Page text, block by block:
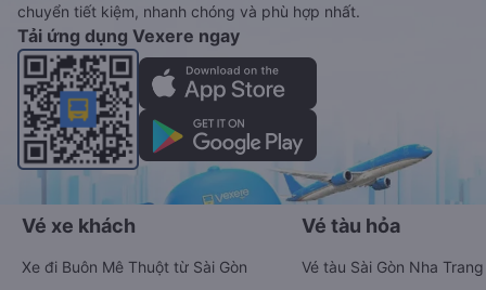
chuyển tiết kiệm, nhanh chóng và phù hợp nhất.
Tải ứng dụng Vexere ngay
Vé xe khách
Xe đi Buôn Mê Thuột từ Sài Gòn
Vé tàu hỏa
Vé tàu Sài Gòn Nha Trang